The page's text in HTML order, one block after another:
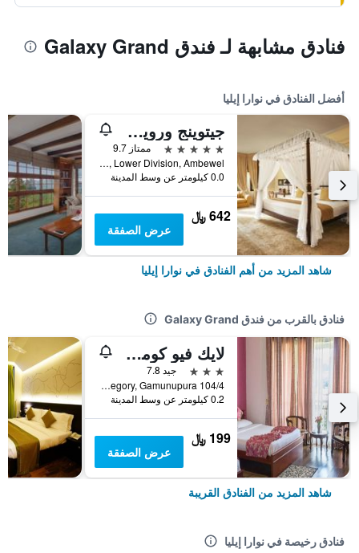
فنادق مشابهة لـ فندق Galaxy Grand
أفضل الفنادق في نوارا إيليا
جيتوينج ورويك جاردنز، آيه لاكشري ريزيرف
5 نجوم
ممتاز 9.7
Warwick Estate, Lower Division, Ambewel, نوارا إيليا, سريلانكا
0.0 كيلومتر عن وسط المدينة
642 ﷼
عرض الصفقة
شاهد المزيد من أهم الفنادق في نوارا إيليا
فنادق بالقرب من فندق Galaxy Grand
لايك فيو كومفورت بنغالو
3 نجوم
جيد 7.8
104/4 Lake Gregory, Gamunupura, نوارا إيليا, سريلانكا
0.2 كيلومتر عن وسط المدينة
199 ﷼
عرض الصفقة
شاهد المزيد من الفنادق القريبة
فنادق رخيصة في نوارا إيليا